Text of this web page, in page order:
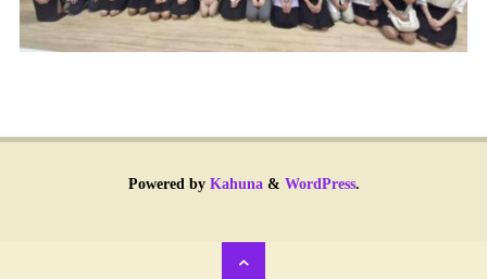
Powered byKahuna& WordPress.
Back